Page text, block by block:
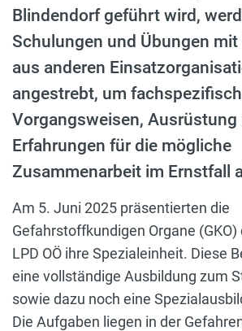
Blindendorf geführt wird,
Schulungen und Übungen
aus anderen
angestrebt, um
Vorgangsweisen, Ausrüstung
Erfahrungen für die mögliche
Zusammenarbeit im Ernstfall
Am 5. Juni 2025 präsentierten die
Gefahrstoffkundigen Organe (GKO)
LPD OÖ ihre Spezialeinheit. Diese
eine vollständige Ausbildung zum
sowie dazu noch eine
Die Aufgaben liegen in der